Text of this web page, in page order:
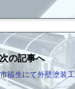
次の記事へ
福生にて外壁塗装